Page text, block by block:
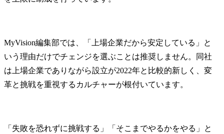
MyVision編集部では、「上場企業だから安定している」と
いう理由だけでチェンジを選ぶことは推奨しません。同社
は上場企業でありながら設立が2022年と比較的新しく、変
革と挑戦を重視するカルチャーが根付いています。
「失敗を恐れずに挑戦する」「そこまでやるかをやる」と